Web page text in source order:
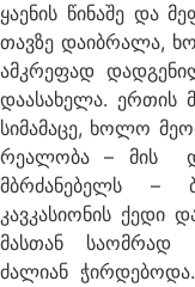
ყაენის წინაშე და
თავზე დაიბრალა,
ამკრეფად
დაასახელა. ერთის
სიმამაცე, ხოლო
რეალობა – მის
მბრძანებელს –
კავკასიონის ქედი
მასთან საომრად
ძალიან